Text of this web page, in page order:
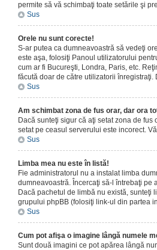
permite să vă schimbaţi toate setările şi
Sus
Orele nu sunt corecte!
S-ar putea ca dumneavoastră să vedeţi
este aşa, folosiţi Panoul utilizatorului
cum ar fi Bucureşti, Londra, Paris, etc.
făcută doar de către utilizatorii
Sus
Am schimbat zona de fus orar, dar ora
Dacă sunteţi sigur că aţi setat zona de
setat pe ceasul serverului este incorect.
Sus
Limba mea nu este în listă!
Fie administratorul nu a instalat limba
dumneavoastră. Încercaţi să-l întrebaţi
Dacă pachetul de limbă nu există, sunteţi
grupului phpBB (folosiţi link-ul din partea
Sus
Cum pot afişa o imagine lângă numele
Sunt două imagini ce pot apărea lângă